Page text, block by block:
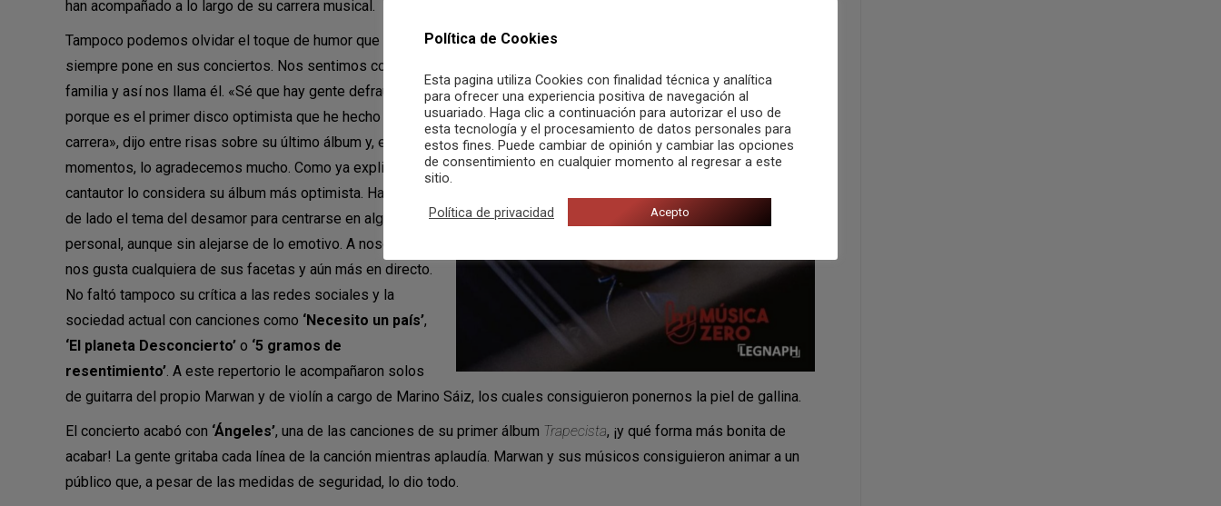
han acompañado a lo largo de su carrera musical.
Tampoco podemos olvidar el toque de humor que Marwan
siempre pone en sus conciertos. Nos sentimos como en
familia y así nos llama él. «Sé que hay gente defraudada
porque es el primer disco optimista que he hecho en mi
carrera», dijo entre risas sobre su último álbum y, en estos
momentos, lo agradecemos mucho. Como ya explicó, el
cantautor lo considera su álbum más optimista. Ha dejado
de lado el tema del desamor para centrarse en algo más
personal, aunque sin alejarse de lo emotivo. A nosotros
nos gusta cualquiera de sus facetas y aún más en directo.
No faltó tampoco su crítica a las redes sociales y la
sociedad actual con canciones como ‘Necesito un país’,
‘El planeta Desconcierto’ o ‘5 gramos de
resentimiento’ . A este repertorio le acompañaron solos
de guitarra del propio Marwan y de violín a cargo de Marino Sáiz, los cuales consiguieron ponernos la piel de gallina.
El concierto acabó con ‘Ángeles’, una de las canciones de su primer álbum Trapecista, ¡y qué forma más bonita de
acabar! La gente gritaba cada línea de la canción mientras aplaudía. Marwan y sus músicos consiguieron animar a un
público que, a pesar de las medidas de seguridad, lo dio todo.
Política de Cookies
Esta pagina utiliza Cookies con finalidad técnica y analítica
para ofrecer una experiencia positiva de navegación al
usuariado. Haga clic a continuación para autorizar el uso de
esta tecnología y el procesamiento de datos personales para
estos fines. Puede cambiar de opinión y cambiar las opciones
de consentimiento en cualquier momento al regresar a este
sitio.
Política de privacidad Acepto